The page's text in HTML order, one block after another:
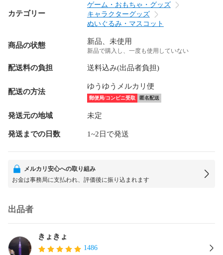
カテゴリー
ゲーム・おもちゃ・グッズ
キャラクターグッズ
ぬいぐるみ・マスコット
商品の状態 新品、未使用
新品で購入し、一度も使用していない
配送料の負担 送料込み(出品者負担)
配送の方法
ゆうゆうメルカリ便
郵便局/コンビニ受取 匿名配送
発送元の地域 未定
発送までの日数 1~2日で発送
メルカリ安心への取り組み
お金は事務局に支払われ、評価後に振り込まれます
出品者
きょきょ
1486